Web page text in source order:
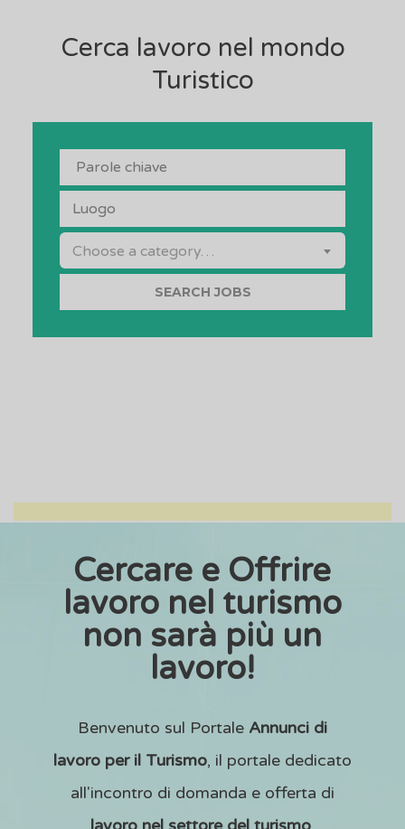
Cerca lavoro nel mondo
Turistico
CATEGORY
Choose a category…
Cercare e Offrire
lavoro nel turismo
non sarà più un
lavoro!
Benvenuto sul Portale Annunci di
lavoro per il Turismo, il portale dedicato
all'incontro di domanda e offerta di
lavoro nel settore del turismo.